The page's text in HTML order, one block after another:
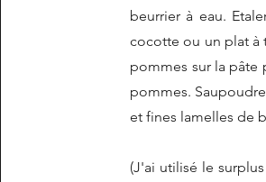
beurrier à eau.
cocotte ou un plat à
pommes sur la pâte
pommes.
et fines lamelles de
(J'ai utilisé le